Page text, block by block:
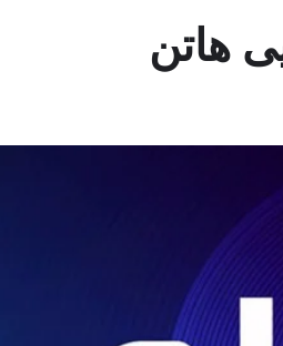
هاتن